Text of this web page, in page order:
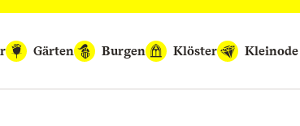
Gärten Burgen Klöster Kleinode